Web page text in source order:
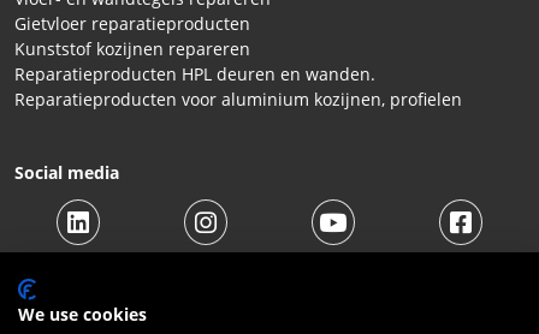
Gietvloer reparatieproducten
Kunststof kozijnen repareren
Reparatieproducten HPL deuren en wanden.
Reparatieproducten voor aluminium kozijnen, profielen
Social media
We use cookies